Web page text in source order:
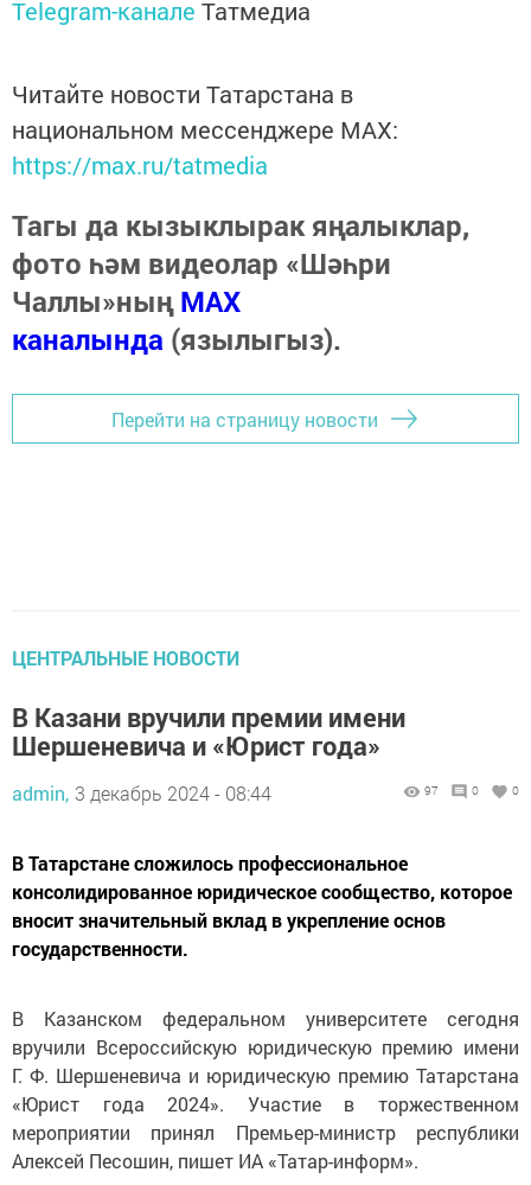
Telegram-канале Татмедиа
Читайте новости Татарстана в
национальном мессенджере MАХ:
https://max.ru/tatmedia
Тагы да кызыклырак яңалыклар,
фото һәм видеолар «Шәһри
Чаллы»ныңMAX
каналында (язылыгыз).
Перейти на страницу новости
ЦЕНТРАЛЬНЫЕ НОВОСТИ
В Казани вручили премии имени
Шершеневича и «Юрист года»
admin, 3 декабрь 2024 - 08:44 97 0 0
В Татарстане сложилось профессиональное
консолидированное юридическое сообщество, которое
вносит значительный вклад в укрепление основ
государственности.
В Казанском федеральном университете сегодня
вручили Всероссийскую юридическую премию имени
Г. Ф. Шершеневича и юридическую премию Татарстана
«Юрист года 2024». Участие в торжественном
мероприятии принял Премьер-министр республики
Алексей Песошин, пишет ИА «Татар-информ».